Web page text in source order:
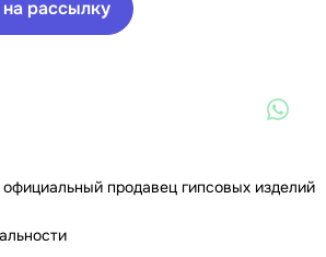
рассылку
продавец гипсовых изделий